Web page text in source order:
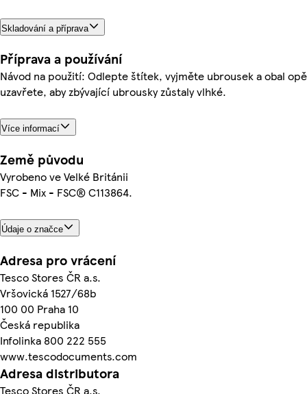
Skladování a příprava
Příprava a používání
Návod na použití: Odlepte štítek, vyjměte ubrousek a obal
uzavřete, aby zbývající ubrousky zůstaly vlhké.
Více informací
Země původu
Vyrobeno ve Velké Británii
FSC - Mix - FSC® C113864.
Údaje o značce
Adresa pro vrácení
Tesco Stores ČR a.s.
Vršovická 1527/68b
100 00 Praha 10
Česká republika
Infolinka 800 222 555
www.tescodocuments.com
Adresa distributora
Tesco Stores ČR a.s.